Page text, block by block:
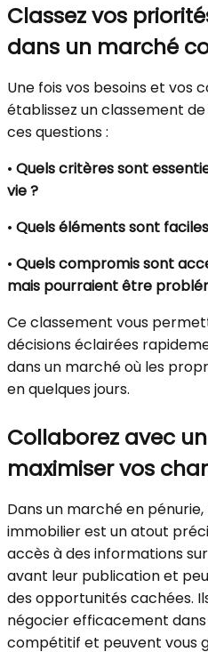
Classez vos
dans un marché
Une fois vos besoins et vos
établissez un classement
ces questions :
• Quels critères sont
vie ?
• Quels éléments sont
• Quels compromis sont
mais pourraient être
Ce classement vous
décisions éclairées
dans un marché où les
en quelques jours.
Collaborez avec
maximiser vos
Dans un marché en
immobilier est un atout
accès à des informations
avant leur publication et
des opportunités cachées.
négocier efficacement
compétitif et peuvent vous